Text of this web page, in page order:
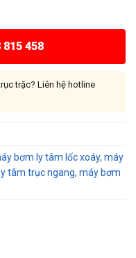
815 458
trặc? Liên hệ hotline
bơm ly tâm lốc xoáy, máy
tâm trục ngang, máy bơm